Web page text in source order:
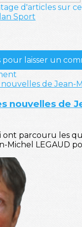
d'articles sur
Sport
laisser un
nouvelles de
ont parcouru les
Michel LEGAUD